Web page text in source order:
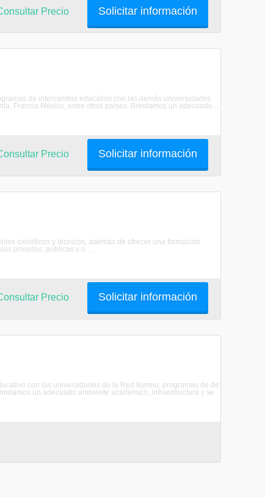
Solicitar información
Precio
de intercambio educativo con las demás universidades
Francia México, entre otros países. Brindamos un adecuado ...
Solicitar información
Precio
científicos y técnicos, además de ofrecer una formación
privadas, públicas y o ...
Solicitar información
Precio
con las universidades de la Red Ilumno, programas de de
un adecuado ambiente académico, infraestructura y se